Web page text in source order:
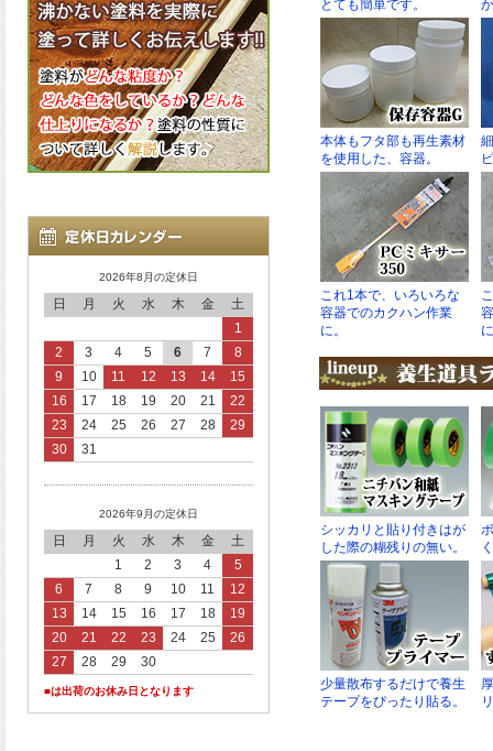
2026年8月の定休日
日 月 火 水 木 金
土
1
2
3 4 5 6 7
8
9
10 11 12 13 14
15
16
17 18 19 20 21
22
23
24 25 26 27 28
29
30
31
2026年9月の定休日
日 月 火 水 木 金
土
1
2 3 4
5
6
7 8 9 10 11
12
13
14 15 16 17 18
19
20
21 22 23 24 25
26
27
28 29 30
■は出荷のお休み日となります